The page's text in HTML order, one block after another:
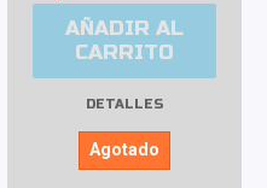
AÑADIR AL
CARRITO
DETALLES
Agotado